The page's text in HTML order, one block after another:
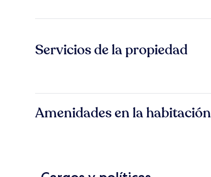
Servicios de la propiedad
Amenidades en la habitación